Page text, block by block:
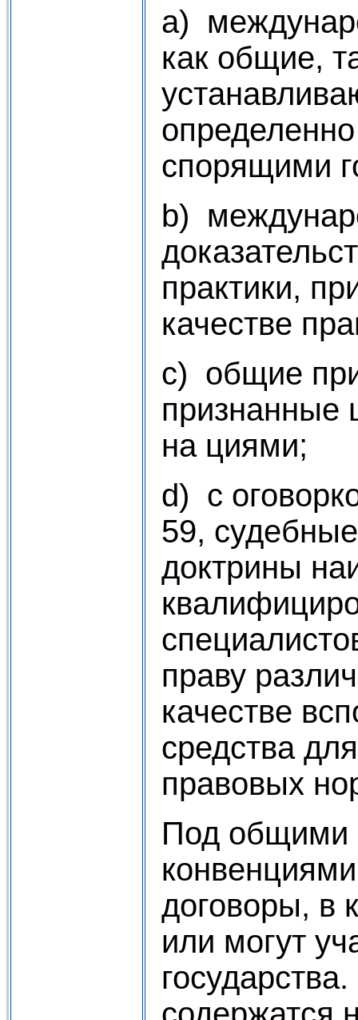
a)
как общие,
спорящими
b)
практики,
качестве
c) общие
признанные
на циями;
d) с
59,
доктрины
праву
качестве
средства
правовых
Под общими
договоры, в
или могут